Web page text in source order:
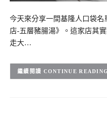
今天來分享一間基隆人口袋
店-五層豬腸湯》。這家店其
走大…
CONTINUE READING